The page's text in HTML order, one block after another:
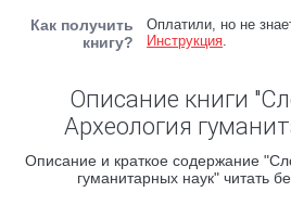
Как получить
книгу?
Оплатили, но не
Инструкция.
Описание книги
Археология
Описание и краткое содержание
гуманитарных наук" читать